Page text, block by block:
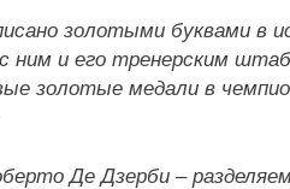
золотыми буквами в
ним и его тренерским
золотые медали в
Де Дзерби –